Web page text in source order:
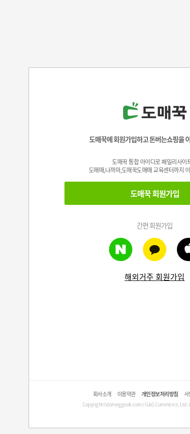
도매꾹에 회원가입하고 돈버는쇼핑을
도매꾹 통합 아이디로 패밀리사이
도매매,나까마,도매꾹도매매 교육센터까지
도매꾹 회원가입
간편 회원가입
해외거주 회원가입
회사소개 이용약관 개인정보처리방침 사
Copyright©domeggook.com / G&G Commerce, Ltd.